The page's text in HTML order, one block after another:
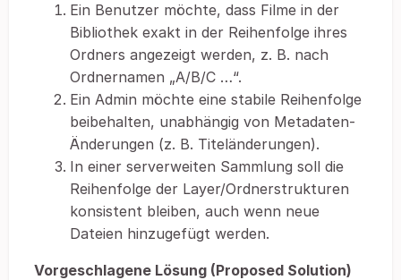
Ein Benutzer möchte, dass Filme in der
Bibliothek exakt in der Reihenfolge ihres
Ordners angezeigt werden, z. B. nach
Ordnernamen „A/B/C …“.
Ein Admin möchte eine stabile Reihenfolge
beibehalten, unabhängig von Metadaten-
Änderungen (z. B. Titeländerungen).
In einer serverweiten Sammlung soll die
Reihenfolge der Layer/Ordnerstrukturen
konsistent bleiben, auch wenn neue
Dateien hinzugefügt werden.
Vorgeschlagene Lösung (Proposed Solution)